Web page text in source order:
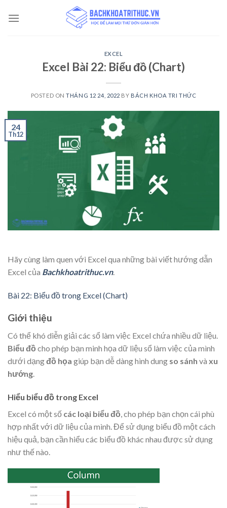
EXCEL
Excel Bài 22: Biểu đồ (Chart)
POSTED ONTHÁNG 12 24, 2022 BY BÁCH KHOA TRI THỨC
24
Th12
Hãy cùng làm quen với Excel qua những bài viết hướng dẫn
Excel của Bachkhoatrithuc.vn.
Bài 22: Biểu đồ trong Excel (Chart)
Giới thiệu
Có thể khó diễn giải các sổ làm việc Excel chứa nhiều dữ liệu.
Biểu đồ cho phép bạn minh họa dữ liệu sổ làm việc của mình
dưới dạngđồ họa giúp bạn dễ dàng hình dung so sánh và xu
hướng.
Hiểu biểu đồ trong Excel
Excel có một số các loại biểu đồ , cho phép bạn chọn cái phù
hợp nhất với dữ liệu của mình. Để sử dụng biểu đồ một cách
hiệu quả, bạn cần hiểu các biểu đồ khác nhau được sử dụng
như thế nào.